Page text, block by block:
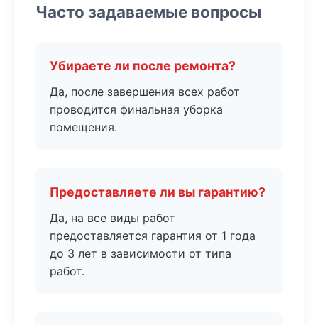
Часто задаваемые вопросы
Убираете ли после ремонта?
Да, после завершения всех работ
проводится финальная уборка
помещения.
Предоставляете ли вы гарантию?
Да, на все виды работ
предоставляется гарантия от 1 года
до 3 лет в зависимости от типа
работ.